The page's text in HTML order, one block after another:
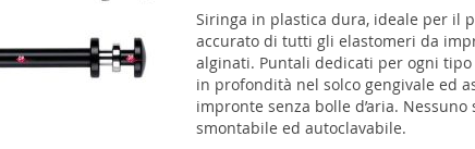
Siringa in plastica dura, ideale per il
accurato di tutti gli elastomeri da
alginati. Puntali dedicati per ogni
in profondità nel solco gengivale ed
impronte senza bolle d’aria.
smontabile ed autoclavabile.